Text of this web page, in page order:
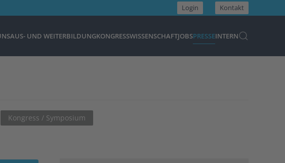
Login Kontakt
AUS- UND WEITERBILDUNGKONGRESSWISSENSCHAFTJOBSPRESSEINTERN
Kongress / Symposium